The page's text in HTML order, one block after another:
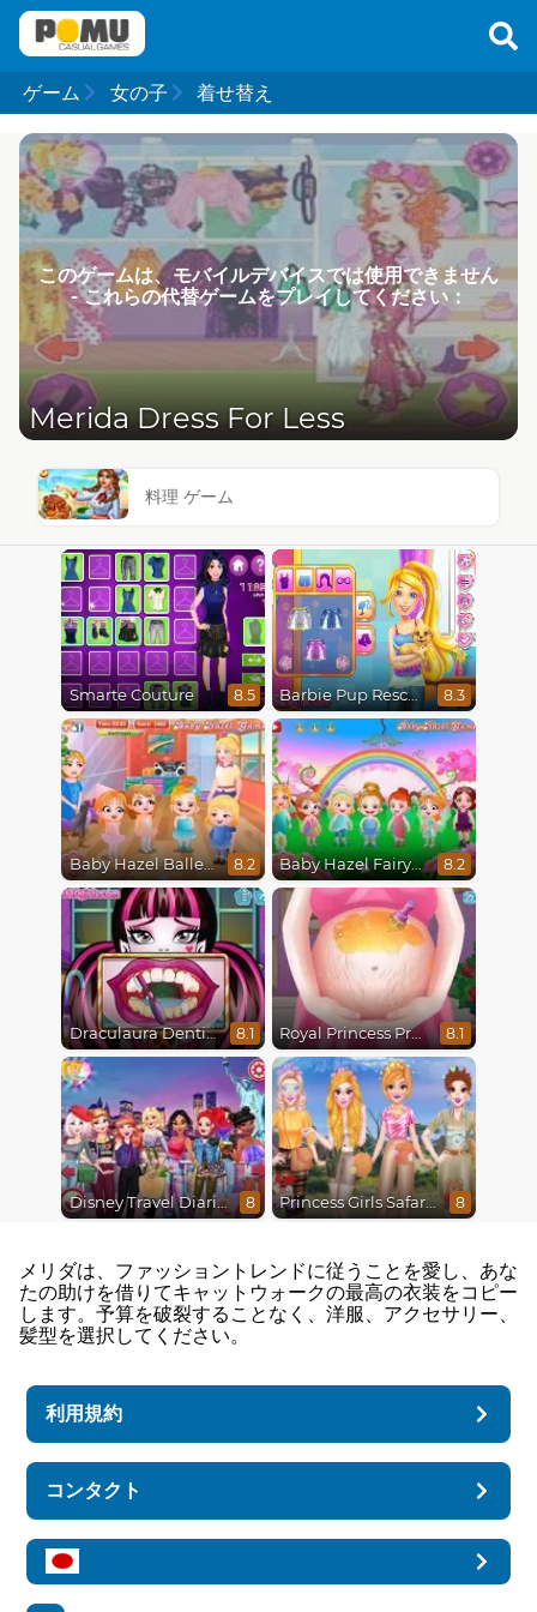
ゲーム 女の子 着せ替え
このゲームは、モバイルデバイスでは使用できません
- これらの代替ゲームをプレイしてください：
Merida Dress For Less
料理 ゲーム
Smarte Couture 8.5 Barbie Pup Rescue 8.3
Baby Hazel Ballerina Dance 8.2 Baby Hazel Fairyland Ballet 8.2
Draculaura Dentist 8.1 Royal Princess Pregnant 8.1
Disney Travel Diaries: City Break 8 Princess Girls Safari Trip 8
メリダは、ファッショントレンドに従うことを愛し、あな
たの助けを借りてキャットウォークの最高の衣装をコピー
します。予算を破裂することなく、洋服、アクセサリー、
髪型を選択してください。
利用規約
コンタクト